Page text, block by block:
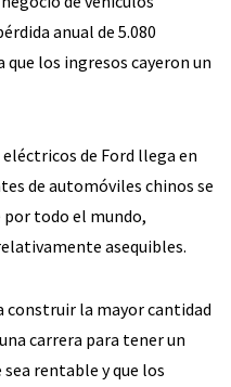
anual de 5.080
que los ingresos cayeron un
de Ford llega en
de automóviles chinos se
todo el mundo,
asequibles.
construir la mayor cantidad
carrera para tener un
rentable y que los